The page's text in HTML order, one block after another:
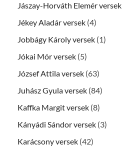
Jászay-Horváth Elemér versek
Jékey Aladár versek (4)
Jobbágy Károly versek (1)
Jókai Mór versek (5)
József Attila versek (63)
Juhász Gyula versek (84)
Kaffka Margit versek (8)
Kányádi Sándor versek (3)
Karácsony versek (42)